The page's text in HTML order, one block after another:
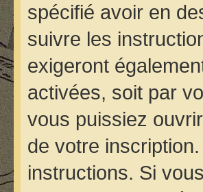
spécifié avoir en
suivre les
exigeront
activées, soit par
vous puissiez
de votre
instructions. Si